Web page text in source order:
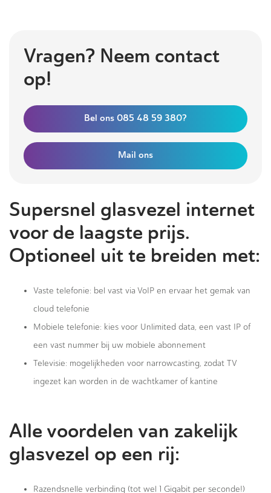
Vragen? Neem contact
op!
Bel ons 085 48 59 380?
Mail ons
Supersnel glasvezel internet
voor de laagste prijs.
Optioneel uit te breiden met:
Vaste telefonie: bel vast via VoIP en ervaar het gemak van
cloud telefonie
Mobiele telefonie: kies voor Unlimited data, een vast IP of
een vast nummer bij uw mobiele abonnement
Televisie: mogelijkheden voor narrowcasting, zodat TV
ingezet kan worden in de wachtkamer of kantine
Alle voordelen van zakelijk
glasvezel op een rij:
Razendsnelle verbinding (tot wel 1 Gigabit per seconde!)